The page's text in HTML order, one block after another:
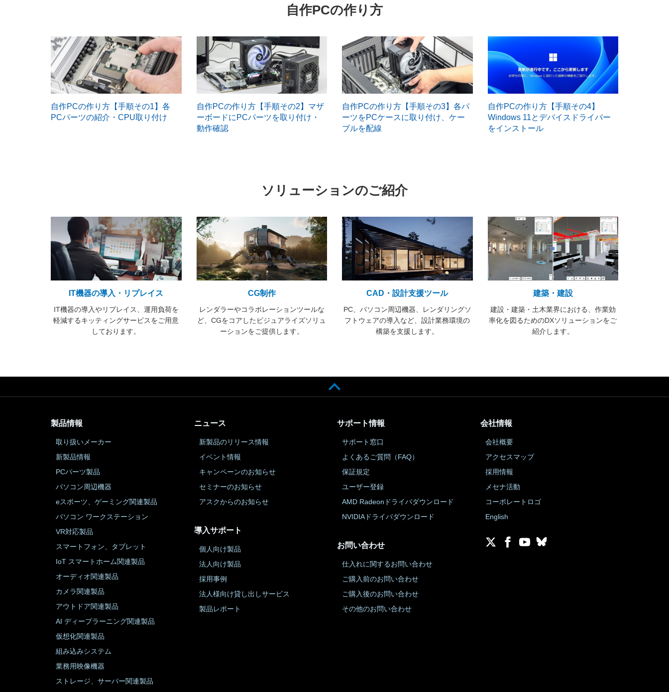
自作PCの作り方
自作PCの作り方【手順その1】各
PCパーツの紹介・CPU取り付け
自作PCの作り方【手順その2】マザ
ーボードにPCパーツを取り付け・
動作確認
自作PCの作り方【手順その3】各パ
ーツをPCケースに取り付け、ケー
ブルを配線
自作PCの作り方【手順その4】
Windows 11とデバイスドライバー
をインストール
ソリューションのご紹介
IT機器の導入・リプレイス
IT機器の導入やリプレイス、運用負荷を
軽減するキッティングサービスをご用意
しております。
CG制作
レンダラーやコラボレーションツールな
ど、CGをコアしたビジュアライズソリュ
ーションをご提供します。
CAD・設計支援ツール
PC、パソコン周辺機器、レンダリングソ
フトウェアの導入など、設計業務環境の
構築を支援します。
建築・建設
建設・建築・土木業界における、作業効
率化を図るためのDXソリューションをご
紹介します。
製品情報
取り扱いメーカー
新製品情報
PCパーツ製品
パソコン周辺機器
eスポーツ、ゲーミング関連製品
パソコン ワークステーション
VR対応製品
スマートフォン、タブレット
IoT スマートホーム関連製品
オーディオ関連製品
カメラ関連製品
アウトドア関連製品
AI ディープラーニング関連製品
仮想化関連製品
組み込みシステム
業務用映像機器
ストレージ、サーバー関連製品
ニュース
新製品のリリース情報
イベント情報
キャンペーンのお知らせ
セミナーのお知らせ
アスクからのお知らせ
導入サポート
個人向け製品
法人向け製品
採用事例
法人様向け貸し出しサービス
製品レポート
サポート情報
サポート窓口
よくあるご質問（FAQ）
保証規定
ユーザー登録
AMD Radeonドライバダウンロード
NVIDIAドライバダウンロード
お問い合わせ
仕入れに関するお問い合わせ
ご購入前のお問い合わせ
ご購入後のお問い合わせ
その他のお問い合わせ
会社情報
会社概要
アクセスマップ
採用情報
メセナ活動
コーポレートロゴ
English